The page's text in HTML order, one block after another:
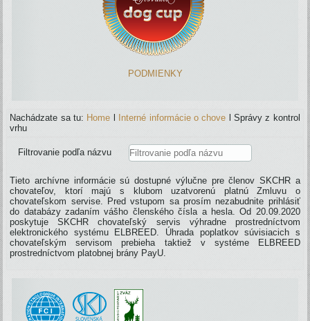
PODMIENKY
Nachádzate sa tu: Home Interné informácie o chove
Správy z kontrol
vrhu
Filtrovanie podľa názvu
Tieto archívne informácie sú dostupné výlučne pre členov SKCHR a
chovateľov, ktorí majú s klubom uzatvorenú platnú Zmluvu o
chovateľskom servise. Pred vstupom sa prosím nezabudnite prihlásiť
do databázy zadaním vášho členského čísla a hesla. Od 20.09.2020
poskytuje SKCHR chovateľský servis výhradne prostredníctvom
elektronického systému ELBREED. Úhrada poplatkov súvisiacich s
chovateľským servisom prebieha taktiež v systéme ELBREED
prostredníctvom platobnej brány PayU.